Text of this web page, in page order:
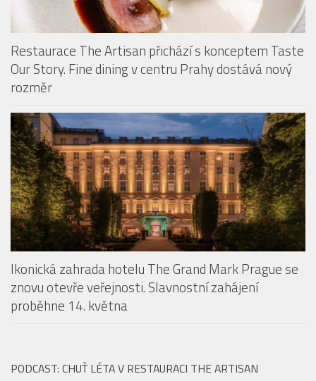
Restaurace The Artisan přichází s konceptem Taste
Our Story. Fine dining v centru Prahy dostává nový
rozměr
Ikonická zahrada hotelu The Grand Mark Prague se
znovu otevře veřejnosti. Slavnostní zahájení
proběhne 14. května
PODCAST: CHUŤ LÉTA V RESTAURACI THE ARTISAN